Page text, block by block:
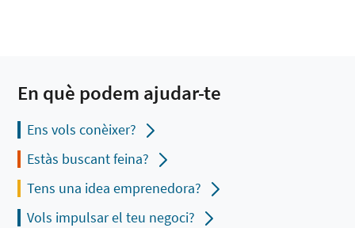
En què podem ajudar-te
Ens vols conèixer?
Estàs buscant feina?
Tens una idea emprenedora?
Vols impulsar el teu negoci?